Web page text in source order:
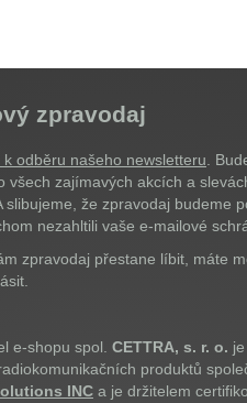
zpravodaj
k odběru našeho newsletteru .
všech zajímavých akcích a
slibujeme, že zpravodaj budeme
nezahltili vaše e-mailové
zpravodaj přestane líbit, máte
e-shopu spol. CETTRA, s. r. o.
produktů
INCa je držitelem